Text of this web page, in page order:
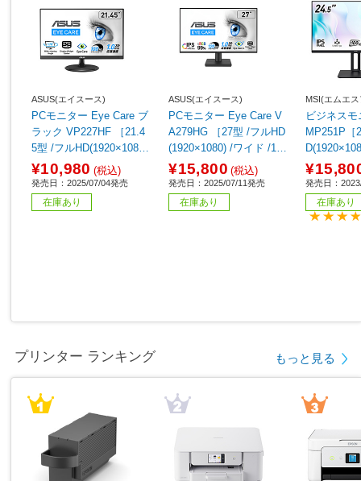
ASUS(エイスース)
PCモニター Eye Care ブ
ラック VP227HF ［21.4
5型 /フルHD(1920×1080)
/ワイド /100Hz］
¥10,980 (税込)
発売日：2025/07/04発売
在庫あり
ASUS(エイスース)
PCモニター Eye Care V
A279HG ［27型 /フルHD
(1920×1080) /ワイド /12
0Hz］
¥15,800 (税込)
発売日：2025/07/11発売
在庫あり
MSI(エムエ
ビジネス
MP251P［
ル /ワイド
発売日：
在庫あり
プリンター ランキング もっと見る